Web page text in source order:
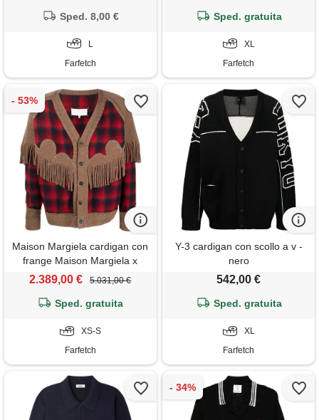
Sped. 8,00 €
L
Farfetch
Sped. gratuita
XL
Farfetch
Maison Margiela cardigan con
frange Maison Margiela x
pendleton - rosso
2.389,00 € 5.031,00 €
Sped. gratuita
XS-S
Farfetch
Y-3 cardigan con scollo a v -
nero
542,00 €
Sped. gratuita
XL
Farfetch